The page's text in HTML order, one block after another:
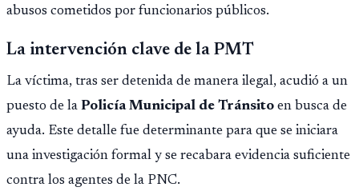
abusos cometidos por funcionarios públicos.
La intervención clave de la PMT
La víctima, tras ser detenida de manera ilegal, acudió a un
puesto de la Policía Municipal de Tránsito en busca de
ayuda. Este detalle fue determinante para que se iniciara
una investigación formal y se recabara evidencia suficiente
contra los agentes de la PNC.